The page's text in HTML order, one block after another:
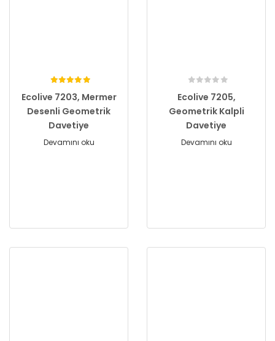
Ecolive 7203, Mermer
Desenli Geometrik
Davetiye
Devamını oku
Ecolive 7205,
Geometrik Kalpli
Davetiye
Devamını oku